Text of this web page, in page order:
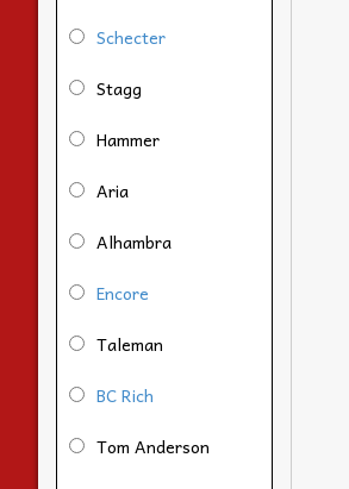
Schecter
Stagg
Hammer
Aria
Alhambra
Encore
Taleman
BC Rich
Tom Anderson